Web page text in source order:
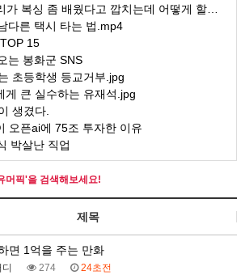
복싱 좀 배웠다고 깝치는데 어떻게 할까요?
다른 택시 타는 법.mp4
15
는 봉화군 SNS
초등학생 등교거부.jpg
게 큰 실수하는 유재석.jpg
생겼다.
오픈ai에 75조 투자한 이유
박살난 직업
머픽'을 검색해보세요!
제목
면 1억을 주는 만화
274 24초전